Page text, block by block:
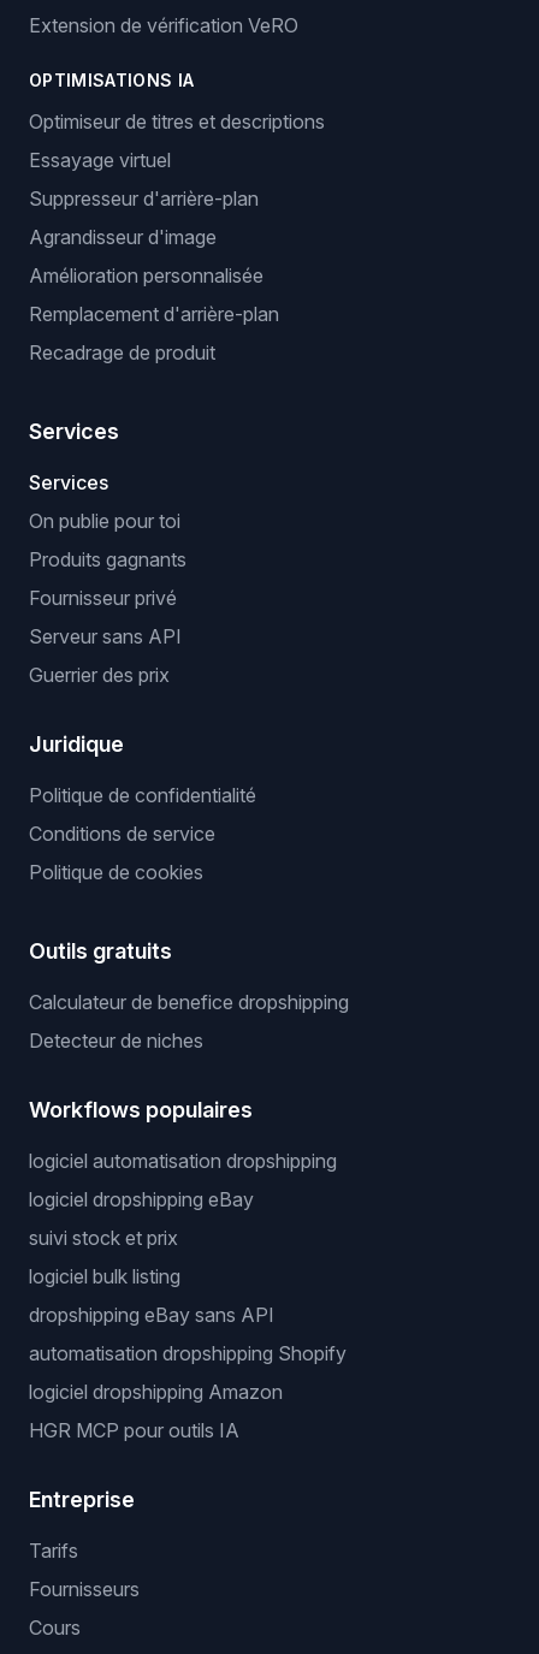
Extension de vérification VeRO
OPTIMISATIONS IA
Optimiseur de titres et descriptions
Essayage virtuel
Suppresseur d'arrière-plan
Agrandisseur d'image
Amélioration personnalisée
Remplacement d'arrière-plan
Recadrage de produit
Services
Services
On publie pour toi
Produits gagnants
Fournisseur privé
Serveur sans API
Guerrier des prix
Juridique
Politique de confidentialité
Conditions de service
Politique de cookies
Outils gratuits
Calculateur de benefice dropshipping
Detecteur de niches
Workflows populaires
logiciel automatisation dropshipping
logiciel dropshipping eBay
suivi stock et prix
logiciel bulk listing
dropshipping eBay sans API
automatisation dropshipping Shopify
logiciel dropshipping Amazon
HGR MCP pour outils IA
Entreprise
Tarifs
Fournisseurs
Cours